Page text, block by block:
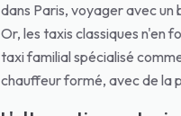
dans Paris, voyager avec
Or, les taxis classiques n'en
taxi familial spécialisé
chauffeur formé, avec de la